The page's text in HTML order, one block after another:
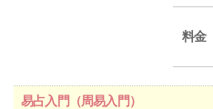
料金
易占入門（周易入門）